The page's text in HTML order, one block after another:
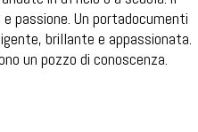
passione. Un portadocumenti
brillante e appassionata.
un pozzo di conoscenza.